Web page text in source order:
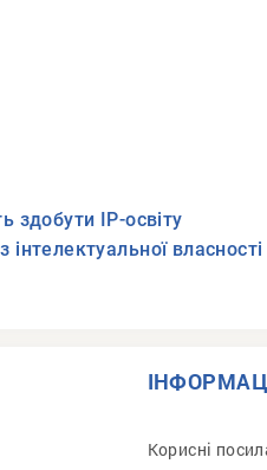
здобути IP-освіту
інтелектуальної власності
Корисні